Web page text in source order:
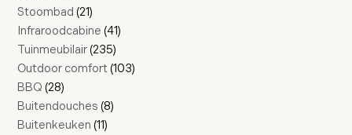
Stoombad 21
Infraroodcabine 41
Tuinmeubilair 235
Outdoor comfort 103
BBQ 28
Buitendouches 8
Buitenkeuken 11